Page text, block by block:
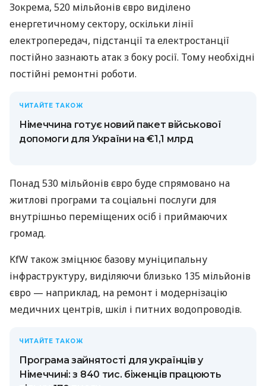
Зокрема, 520 мільйонів євро виділено
енергетичному сектору, оскільки лінії
електропередач, підстанції та електростанції
постійно зазнають атак з боку росії. Тому необхідні
постійні ремонтні роботи.
ЧИТАЙТЕ ТАКОЖ
Німеччина готує новий пакет військової
допомоги для України на €1,1 млрд
Понад 530 мільйонів євро буде спрямовано на
житлові програми та соціальні послуги для
внутрішньо переміщених осіб і приймаючих
громад.
KfW також зміцнює базову муніципальну
інфраструктуру, виділяючи близько 135 мільйонів
євро — наприклад, на ремонт і модернізацію
медичних центрів, шкіл і питних водопроводів.
ЧИТАЙТЕ ТАКОЖ
Програма зайнятості для українців у
Німеччині: з 840 тис. біженців працюють